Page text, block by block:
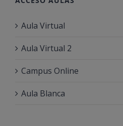
Aula Virtual
Aula Virtual 2
Campus Online
Aula Blanca